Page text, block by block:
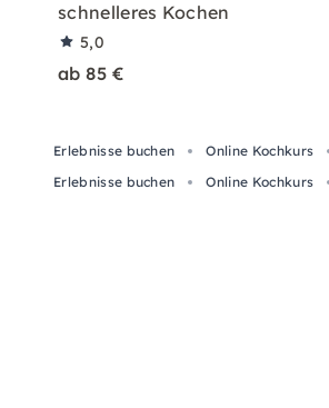
schnelleres Kochen
5,0
ab 85 €
Erlebnisse buchen Online Kochkurs
Erlebnisse buchen
Online Kochkurs